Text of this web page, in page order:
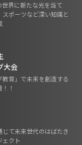
界に新たな光を当て
ポーツなど深い知識と
大会
教育」で未来を創造する
！
じて未来世代のはばたき
ェクト